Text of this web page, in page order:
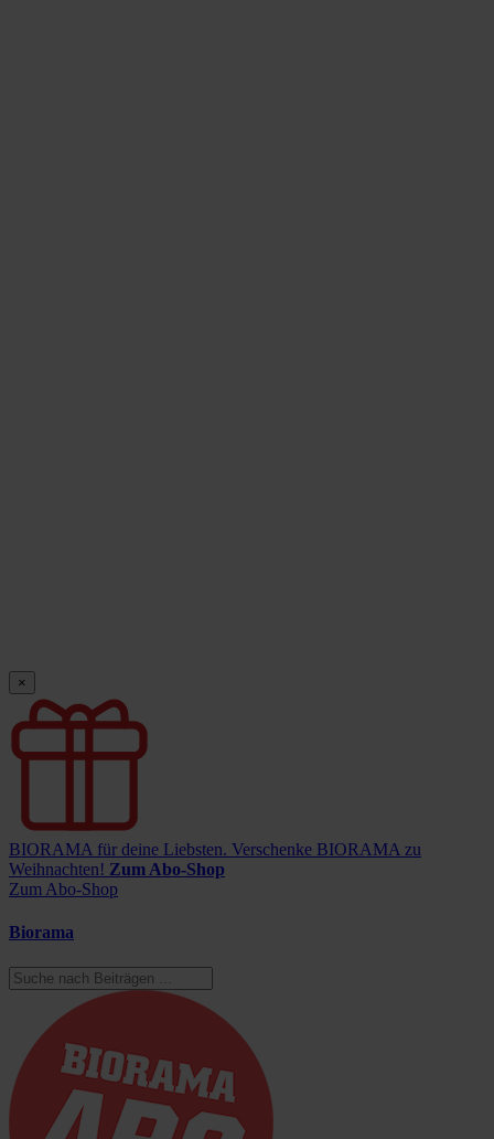
×
BIORAMA für deine Liebsten. Verschenke BIORAMA zu
Weihnachten! Zum Abo-Shop
Zum Abo-Shop
Biorama